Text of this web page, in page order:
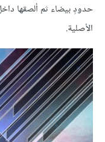
حدودٍ بيضاء ثم ألصقها
الأصلية.